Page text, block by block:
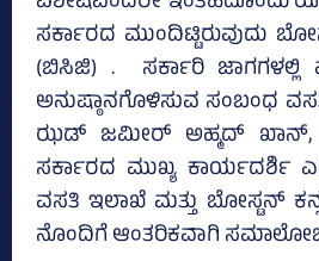
ಸರ್ಕಾರದ ಮುಂದಿಟ್ಟಿರುವುದು
(ಬಿಸಿಜಿ) . ಸರ್ಕಾರಿ ಜಾಗಗಳಲ್ಲಿ
ಅನುಷ್ಠಾನಗೊಳಿಸುವ ಸಂಬಂಧ
ಝಡ್ ಜಮೀರ್ ಅಹ್ಮದ್
ಸರ್ಕಾರದ ಮುಖ್ಯ ಕಾರ್ಯದರ್ಶಿ
ವಸತಿ ಇಲಾಖೆ ಮತ್ತು ಬೋಸ್ಟನ್
ನೊಂದಿಗೆ ಆಂತರಿಕವಾಗಿ